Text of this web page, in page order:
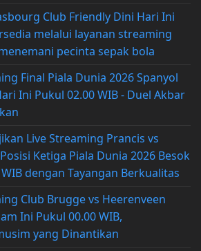
Club Friendly Dini Hari Ini
melalui layanan streaming
pecinta sepak bola
Final Piala Dunia 2026 Spanyol
Ini Pukul 02.00 WIB - Duel Akbar
Live Streaming Prancis vs
Ketiga Piala Dunia 2026 Besok
dengan Tayangan Berkualitas
Club Brugge vs Heerenveen
Ini Pukul 00.00 WIB,
yang Dinantikan